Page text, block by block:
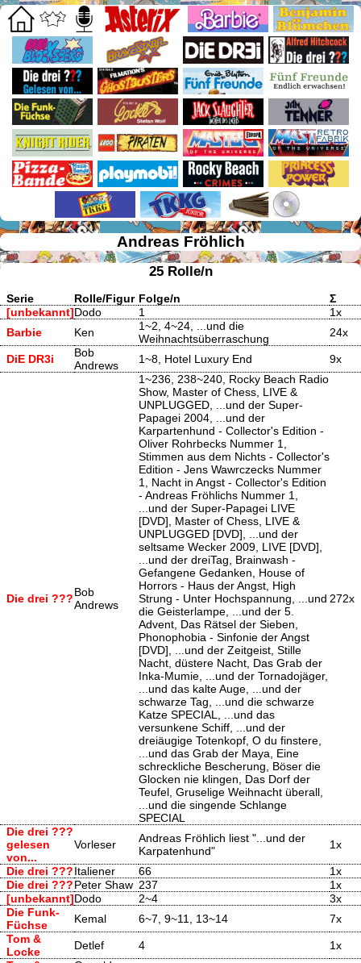
Andreas Fröhlich
25 Rolle/n
Serie Rolle/Figur Folge/n
Σ
[unbekannt]Dodo 1
1x
Barbie
Ken
1~2, 4~24, ...und die
Weihnachtsüberraschung
24x
DiE DR3i
Bob
Andrews
1~8, Hotel Luxury End 9x
Die drei ???Bob
Andrews
1~236, 238~240, Rocky Beach Radio
Show, Master of Chess, LIVE &
UNPLUGGED, ...und der Super-
Papagei 2004, ...und der
Karpartenhund - Collector's Edition -
Oliver Rohrbecks Nummer 1,
Stimmen aus dem Nichts - Collector's
Edition - Jens Wawrczecks Nummer
1, Nacht in Angst - Collector's Edition
- Andreas Fröhlichs Nummer 1,
...und der Super-Papagei LIVE
[DVD], Master of Chess, LIVE &
UNPLUGGED [DVD], ...und der
seltsame Wecker 2009, LIVE [DVD],
...und der dreiTag, Brainwash -
Gefangene Gedanken, House of
Horrors - Haus der Angst, High
Strung - Unter Hochspannung, ...und
die Geisterlampe, ...und der 5.
Advent, Das Rätsel der Sieben,
Phonophobia - Sinfonie der Angst
[DVD], ...und der Zeitgeist, Stille
Nacht, düstere Nacht, Das Grab der
Inka-Mumie, ...und der Tornadojäger,
...und das kalte Auge, ...und der
schwarze Tag, ...und die schwarze
Katze SPECIAL, ...und das
versunkene Schiff, ...und der
dreiäugige Totenkopf, O du finstere,
...und das Grab der Maya, Eine
schreckliche Bescherung, Böser die
Glocken nie klingen, Das Dorf der
Teufel, Gruselige Weihnacht überall,
...und die singende Schlange
SPECIAL
272x
Die drei ???
gelesen
von...
Vorleser
Andreas Fröhlich liest "...und der
Karpatenhund"
1x
Die drei ???Italiener 66
1x
Die drei ???Peter Shaw 237
1x
[unbekannt]Dodo 2~4
3x
Die Funk-
Füchse
Kemal 6~7, 9~11, 13~14
7x
Tom &
Locke
Detlef 4
1x